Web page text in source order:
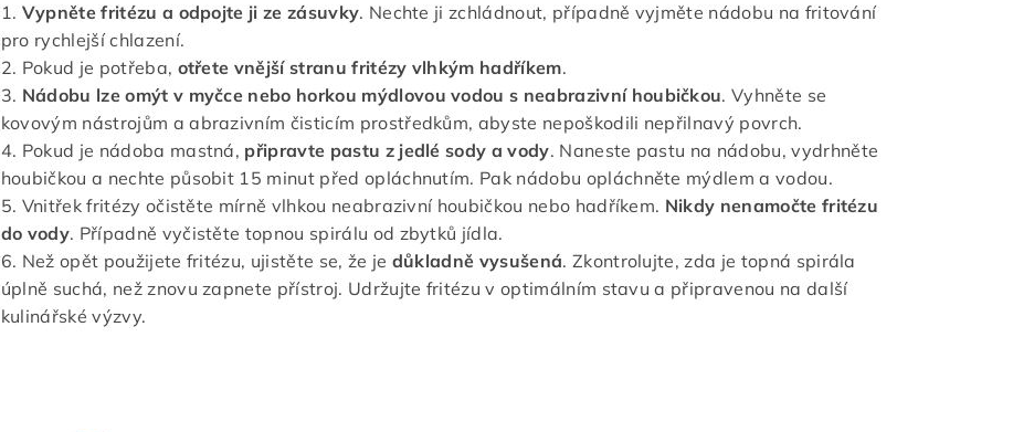
Vypněte fritézu a odpojte ji ze zásuvky. Nechte ji zchládnout, případně vyjměte nádobu na fritování
pro rychlejší chlazení.
Pokud je potřeba, otřete vnější stranu fritézy vlhkým hadříkem.
Nádobu lze omýt v myčce nebo horkou mýdlovou vodou s neabrazivní houbičkou. Vyhněte se
kovovým nástrojům a abrazivním čisticím prostředkům, abyste nepoškodili nepřilnavý povrch.
Pokud je nádoba mastná, připravte pastu z jedlé sody a vody. Naneste pastu na nádobu, vydrhněte
houbičkou a nechte působit 15 minut před opláchnutím. Pak nádobu opláchněte mýdlem a vodou.
Vnitřek fritézy očistěte mírně vlhkou neabrazivní houbičkou nebo hadříkem. Nikdy nenamočte fritézu
do vody. Případně vyčistěte topnou spirálu od zbytků jídla.
Než opět použijete fritézu, ujistěte se, že je důkladně vysušená. Zkontrolujte, zda je topná spirála
úplně suchá, než znovu zapnete přístroj. Udržujte fritézu v optimálním stavu a připravenou na další
kulinářské výzvy.